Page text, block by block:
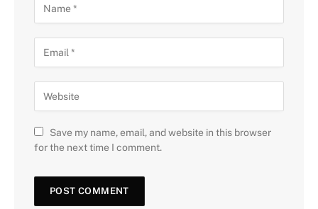
Save my name, email, and website in this browser
for the next time I comment.